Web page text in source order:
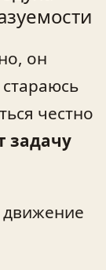
он
честно
задачу
движение